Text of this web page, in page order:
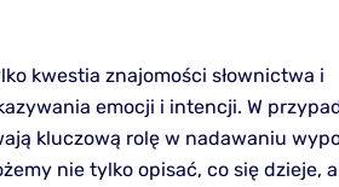
kwestia znajomości słownictwa i
emocji i intencji. W
kluczową rolę w nadawaniu
nie tylko opisać, co się dzieje,